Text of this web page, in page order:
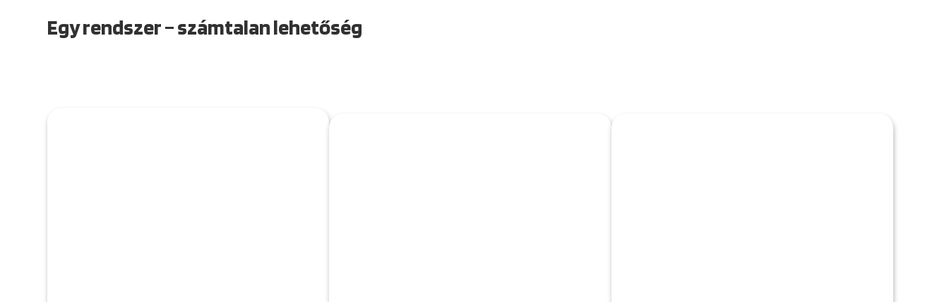
Egy rendszer – számtalan lehetőség